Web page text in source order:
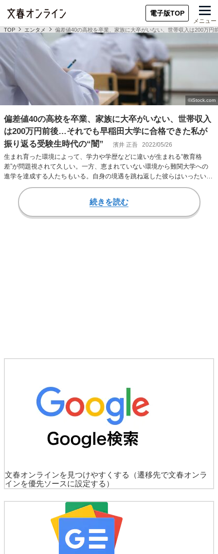
電子版TOP
メニュー
TOP エンタメ 偏差値40の高校を卒業、家族に大卒がいない、世帯収入は200万
偏差値40の高校を卒業、家族に大卒がいない、世帯収入
は200万円前後…それでも早稲田大学に合格できた私が
振り返る受験生時代の“闇”
濱井 正吾 2022/05/26
生まれ育った環境によって、学力や学歴などに違いが生まれる“教育格
差”が問題視されて久しい。一方、恵まれていない環境から難関大学への
進学を達成する人たちもいる。自身の境遇を跳ね返した彼らはいったい受
験勉強にどのように…
続きを読む
文春オンラインを見つけやすくする
（遷移先で文春オンラ
インを優先ソースに設定する）